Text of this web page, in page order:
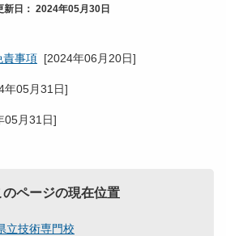
新日： 2024年05月30日
責事項 [2024年06月20日]
年05月31日]
05月31日]
のページの現在位置
立技術専門校